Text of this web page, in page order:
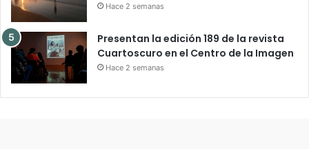
Hace 2 semanas
Presentan la edición 189 de la revista
Cuartoscuro en el Centro de la Imagen
Hace 2 semanas